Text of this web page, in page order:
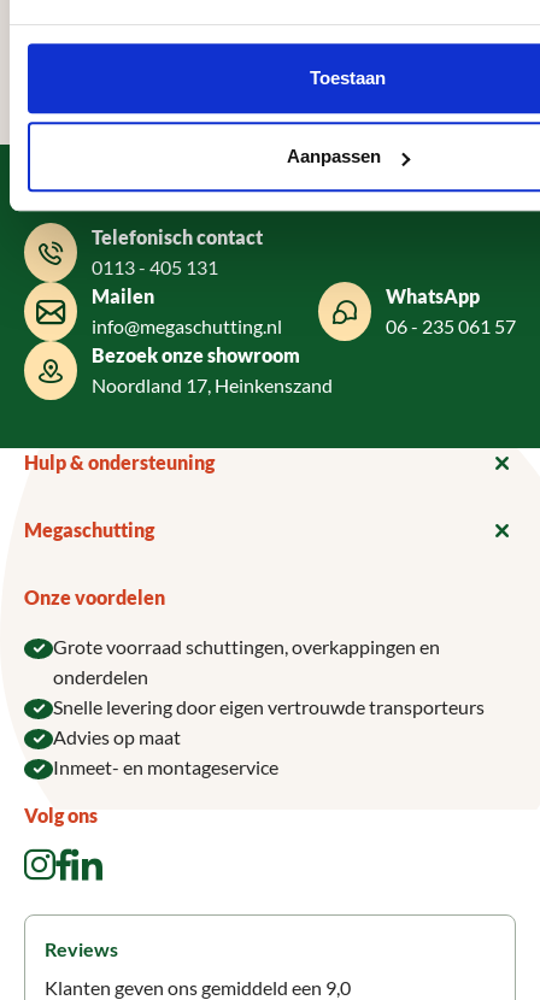
Toestaan
Aanpassen
Rianne Sintmaartensdijk, Bruinisse
uitstekende service! Aanrader!
31 december 2025
Corry van Wonderen, Alkmaar
18 december 2025
Ciska Koole,
27 november 2025
Van
Heeft u een vraag?
Telefonisch contact
0113 - 405 131
Mailen
info@megaschutting.nl
WhatsApp
06 - 235 061 57
Bezoek onze showroom
Noordland 17, Heinkenszand
Hulp & ondersteuning
Megaschutting
Onze voordelen
Grote voorraad schuttingen, overkappingen en
onderdelen
Snelle levering door eigen vertrouwde transporteurs
Advies op maat
Inmeet- en montageservice
Volg ons
Reviews
Klanten geven ons gemiddeld een 9,0